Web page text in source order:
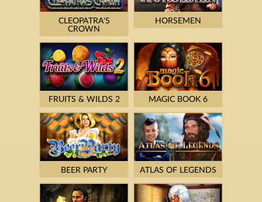
CLEOPATRA'S
CROWN
HORSEMEN
FRUITS & WILDS 2 MAGIC BOOK 6
BEER PARTY ATLAS OF LEGENDS